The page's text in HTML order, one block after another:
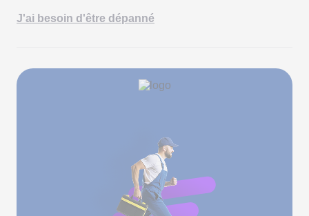
J'ai besoin d'être dépanné